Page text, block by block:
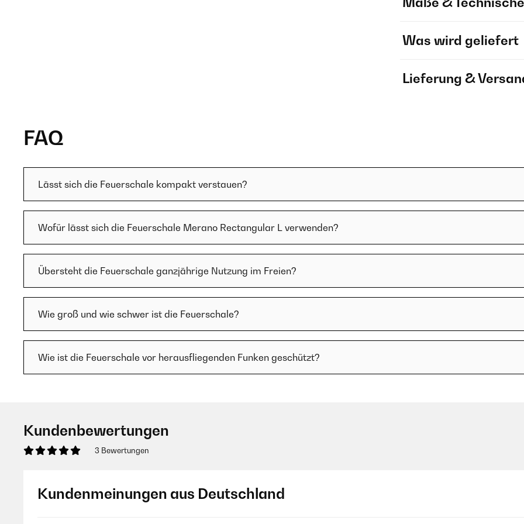
Was wird geliefert
Lieferung &
FAQ
Lässt sich die Feuerschale kompakt verstauen?
Wofür lässt sich die Feuerschale Merano Rectangular L verwenden?
Übersteht die Feuerschale ganzjährige Nutzung im Freien?
Wie groß und wie schwer ist die Feuerschale?
Wie ist die Feuerschale vor herausfliegenden Funken geschützt?
Kundenbewertungen
3 Bewertungen
Kundenmeinungen aus Deutschland